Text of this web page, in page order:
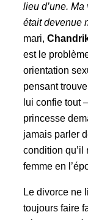
lieu d’une.
était devenue
mari,
est le
orientation
pensant
lui confie tout
princesse
jamais parler
condition qu’il
femme en
Le divorce ne
toujours faire